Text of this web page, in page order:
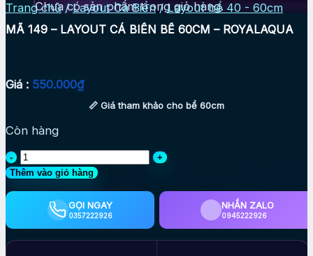
Chưa có sản phẩm trong giỏ hàng.
Trang chủ / Layout Cá Biển / Layout bể 40 - 60cm
MÃ 149 – LAYOUT CÁ BIỂN BỂ 60CM – ROYALAQUA
Giá : 550.000₫
📏 Giá tham khảo cho bể 60cm
Còn hàng
MÃ
149
-
LAYOUT
BỂ
Thêm vào giỏ hàng
GỌI NGAY
0357222926
NHẮN ZALO
0945222926